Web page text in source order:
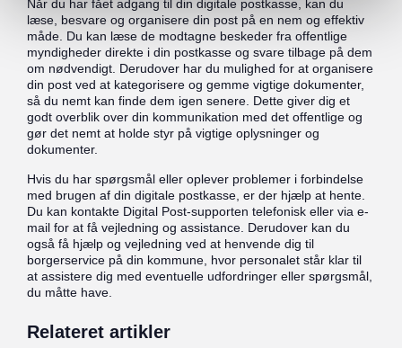
Når du har fået adgang til din digitale postkasse, kan du
læse, besvare og organisere din post på en nem og effektiv
måde. Du kan læse de modtagne beskeder fra offentlige
myndigheder direkte i din postkasse og svare tilbage på dem
om nødvendigt. Derudover har du mulighed for at organisere
din post ved at kategorisere og gemme vigtige dokumenter,
så du nemt kan finde dem igen senere. Dette giver dig et
godt overblik over din kommunikation med det offentlige og
gør det nemt at holde styr på vigtige oplysninger og
dokumenter.
Hvis du har spørgsmål eller oplever problemer i forbindelse
med brugen af din digitale postkasse, er der hjælp at hente.
Du kan kontakte Digital Post-supporten telefonisk eller via e-
mail for at få vejledning og assistance. Derudover kan du
også få hjælp og vejledning ved at henvende dig til
borgerservice på din kommune, hvor personalet står klar til
at assistere dig med eventuelle udfordringer eller spørgsmål,
du måtte have.
Relateret artikler